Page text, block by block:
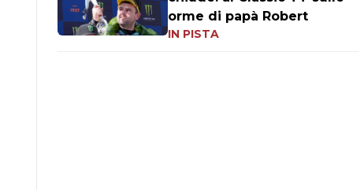
orme di papà Robert
IN PISTA